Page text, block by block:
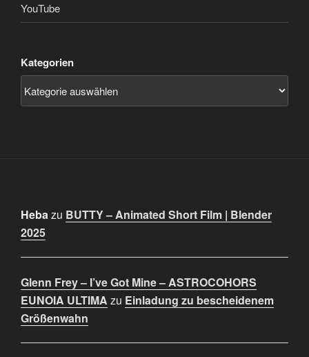
YouTube
Kategorien
Hebazu BUTTY – Animated Short Film | Blender
2025
Glenn Frey – I’ve Got Mine – ASTROCOHORS
EUNOIA ULTIMA zu Einladung zu bescheidenem
Größenwahn